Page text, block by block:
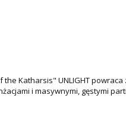
Katharsis" UNLIGHT powraca
i masywnymi, gęstymi